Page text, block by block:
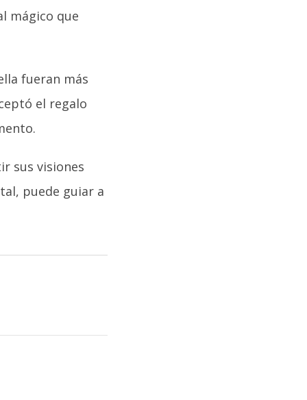
mágico que
fueran más
el regalo
sus visiones
puede guiar a